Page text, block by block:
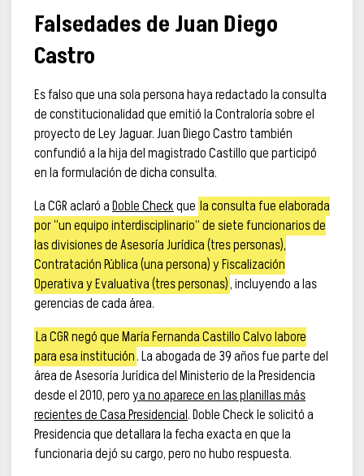
Falsedades de Juan Diego
Castro
Es falso que una sola persona haya redactado la consulta
de constitucionalidad que emitió la Contraloría sobre el
proyecto de Ley Jaguar. Juan Diego Castro también
confundió a la hija del magistrado Castillo que participó
en la formulación de dicha consulta.
La CGR aclaró aDoble Checkque la consulta fue elaborada
por “un equipo interdisciplinario” de siete funcionarios de
las divisiones de Asesoría Jurídica (tres personas),
Contratación Pública (una persona) y Fiscalización
Operativa y Evaluativa (tres personas), incluyendo a las
gerencias de cada área.
La CGR negó que María Fernanda Castillo Calvo labore
para esa institución. La abogada de 39 años fue parte del
área de Asesoría Jurídica del Ministerio de la Presidencia
desde el 2010, peroya no aparece en las planillas más
recientes de Casa Presidencial. Doble Check le solicitó a
Presidencia que detallara la fecha exacta en que la
funcionaria dejó su cargo, pero no hubo respuesta.